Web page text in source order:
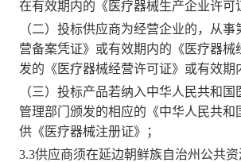
在有效期内的《医疗器械生产企业许可
（二）投标供应商为经营企业的，从
营备案凭证》或有效期内的《医疗器
发的《医疗器械经营许可证》或有效
（三）投标产品若纳入中华人民共和
管理部门颁发的相应的《中华人民共
供《医疗器械注册证》；
3.3供应商须在延边朝鲜族自治州公共